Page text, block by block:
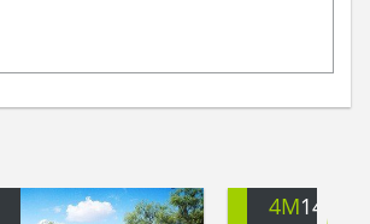
4M142